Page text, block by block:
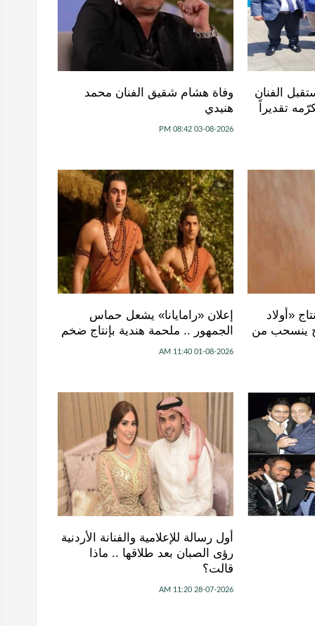
الفنان
تقديراً
وفاة هشام شقيق الفنان محمد
هنيدي
03-08-2026 08:42 PM
«أولاد
ينسحب من
إعلان «رامايانا» يشعل حماس
الجمهور .. ملحمة هندية بإنتاج ضخم
01-08-2026 11:40 AM
أول رسالة للإعلامية والفنانة الأردنية
رؤى الصبان بعد طلاقها .. ماذا
قالت؟
28-07-2026 11:20 AM